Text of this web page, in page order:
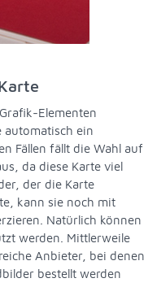
Elementen
automatisch ein
Fällen fällt die Wahl auf
da diese Karte viel
der die Karte
kann sie noch mit
Natürlich können
werden. Mittlerweile
Anbieter, bei denen
bestellt werden